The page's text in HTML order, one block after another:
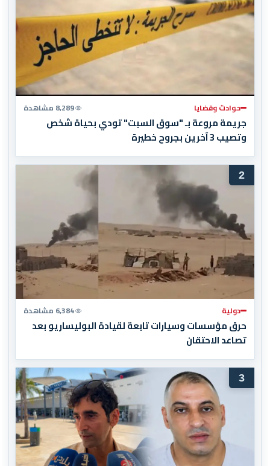
حوادث وقضايا 8,289 مشاهدة
جريمة مروعة بـ "سوق السبت" تودي بحياة شخص
وتصيب 3 آخرين بجروح خطيرة
2
دولية 6,384 مشاهدة
حرق مؤسسات وسيارات تابعة لقيادة البوليساريو بعد
تصاعد الاحتقان
3